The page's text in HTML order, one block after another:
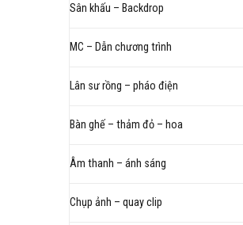
Sân khấu – Backdrop
MC – Dẫn chương trình
Lân sư rồng – pháo điện
Bàn ghế – thảm đỏ – hoa
Âm thanh – ánh sáng
Chụp ảnh – quay clip